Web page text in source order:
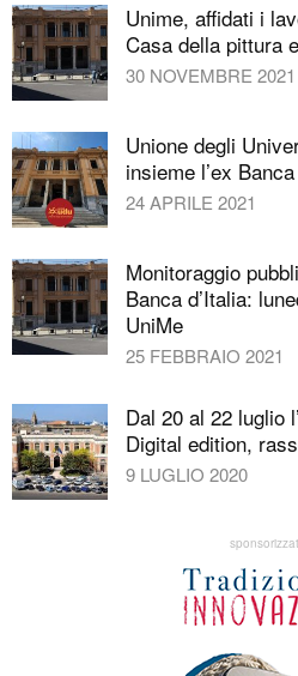
Unime, affidati i
Casa della pittura
30 NOVEMBRE 2021
Unione degli
insieme l’ex Banca
24 APRILE 2021
Monitoraggio
Banca d’Italia:
UniMe
25 FEBBRAIO 2021
Dal 20 al 22 luglio
Digital edition,
9 LUGLIO 2020